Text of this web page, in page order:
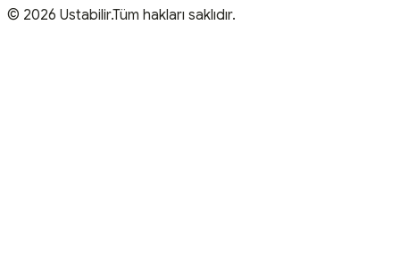
© 2026 Ustabilir.Tüm hakları saklıdır.